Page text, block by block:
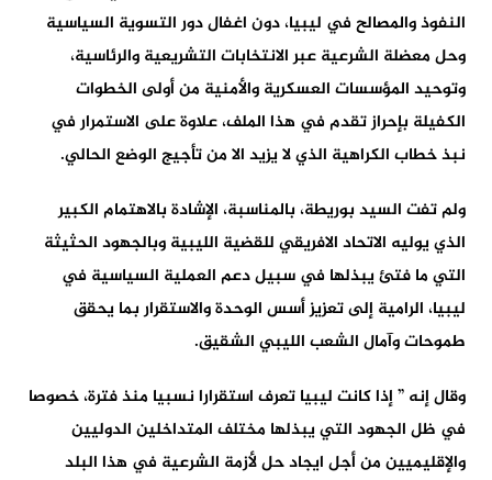
النفوذ والمصالح في ليبيا، دون اغفال دور التسوية السياسية
وحل معضلة الشرعية عبر الانتخابات التشريعية والرئاسية،
وتوحيد المؤسسات العسكرية والأمنية من أولى الخطوات
الكفيلة بإحراز تقدم في هذا الملف، علاوة على الاستمرار في
نبذ خطاب الكراهية الذي لا يزيد الا من تأجيج الوضع الحالي.
ولم تفت السيد بوريطة، بالمناسبة، الإشادة بالاهتمام الكبير
الذي يوليه الاتحاد الافريقي للقضية الليبية وبالجهود الحثيثة
التي ما فتئ يبذلها في سبيل دعم العملية السياسية في
ليبيا، الرامية إلى تعزيز أسس الوحدة والاستقرار بما يحقق
طموحات وآمال الشعب الليبي الشقيق.
وقال إنه ” إذا كانت ليبيا تعرف استقرارا نسبيا منذ فترة، خصوصا
في ظل الجهود التي يبذلها مختلف المتداخلين الدوليين
والإقليميين من أجل ايجاد حل لأزمة الشرعية في هذا البلد